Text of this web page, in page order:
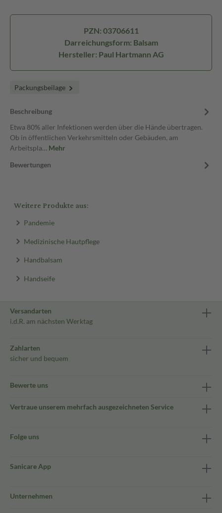
PZN: 03706611
Darreichungsform: Balsam
Hersteller: Paul Hartmann AG
Packungsbeilage
Beschreibung
Etwa 80% aller Infektionen werden über die Hände übertragen.
Ob in öffentlichen Verkehrsmitteln oder Gebäuden, am
Arbeitspla… Mehr
Bewertungen
Weitere Produkte aus:
Pandemie
Medizinische Hautpflege
Handbalsam
Handseife
Versandarten
i.d.R. am nächsten Werktag
Zahlarten
sicher und bequem
Bewerte uns
Vertraue unserem mehrfach ausgezeichneten Service
Folge uns
Sanicare App
Unternehmen